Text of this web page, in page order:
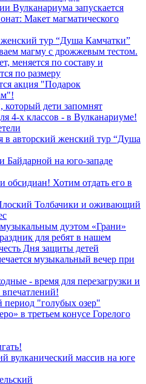
Вулканариума запускается
Макет магматического
тур “Душа Камчатки”
магму с дрожжевым тестом.
меняется по составу и
по размеру
акция "Подарок
дети запомнят
4-х классов - в Вулканариуме!
в авторский женский тур “Душа
Байдарной на юго-западе
Хотим отдать его в
Толбачики и оживающий
дуэтом «Грани»
для ребят в нашем
Дня защиты детей
музыкальный вечер при
- время для перезагрузки и
"голубых озер"
в третьем конусе Горелого
вулканический массив на юге